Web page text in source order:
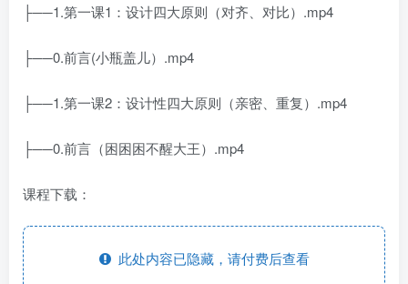
├──1.第一课1：设计四大原则（对齐、对比）.mp4
├──0.前言(小瓶盖儿）.mp4
├──1.第一课2：设计性四大原则（亲密、重复）.mp4
├──0.前言（困困困不醒大王）.mp4
课程下载：
此处内容已隐藏，请付费后查看